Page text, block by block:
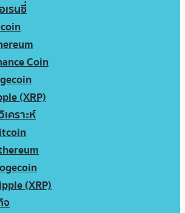
เรนซี่
Coin
(XRP)
คราะห์
(XRP)
จ